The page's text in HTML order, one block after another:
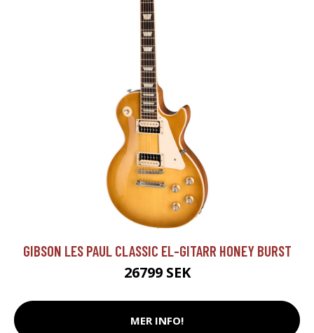
GIBSON LES PAUL CLASSIC EL-GITARR HONEY BURST
26799 SEK
MER INFO!